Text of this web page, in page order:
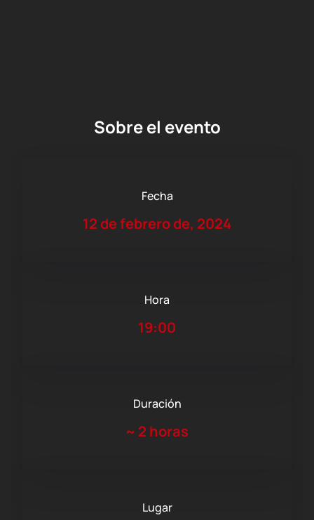
Sobre el evento
Fecha
12 de febrero de, 2024
Hora
19:00
Duración
~ 2 horas
Lugar